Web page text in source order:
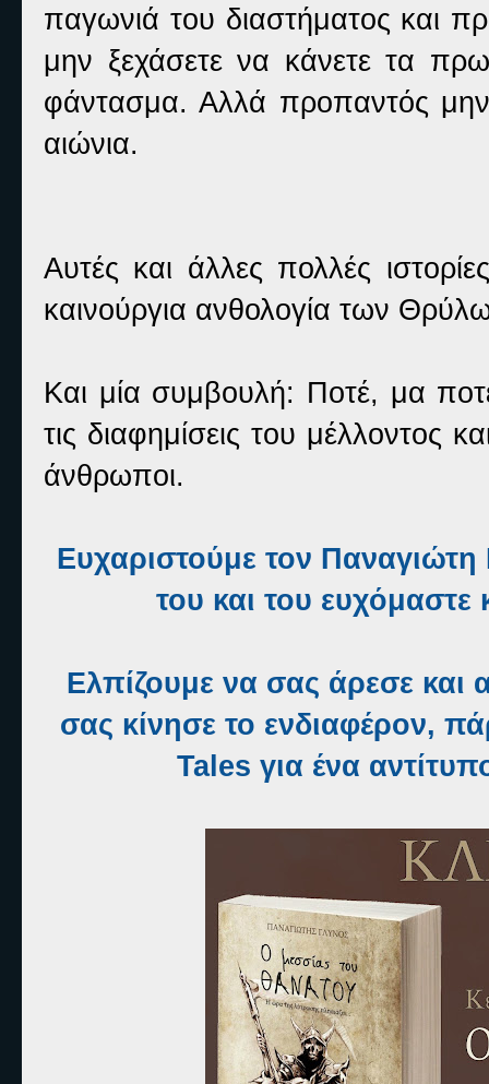
παγωνιά του διαστήματος και
μην ξεχάσετε να κάνετε τα
φάντασμα. Αλλά προπαντός
αιώνια.
Αυτές και άλλες πολλές
καινούργια ανθολογία των
Και μία συμβουλή: Ποτέ, μα
τις διαφημίσεις του μέλλοντος
άνθρωποι.
Ευχαριστούμε τον Παναγιώτη
του και του
Ελπίζουμε να σας άρεσε και
σας κίνησε το ενδιαφέρον,
Tales για ένα